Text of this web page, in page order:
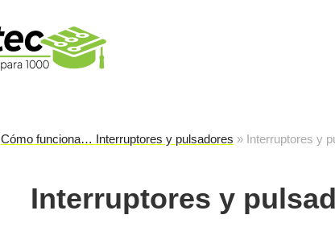
Cómo funciona… Interruptores y pulsadores » Interruptores y
Interruptores y